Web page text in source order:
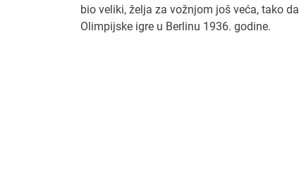
bio veliki, želja za vožnjom još veća, tako
Olimpijske igre u Berlinu 1936. godine.